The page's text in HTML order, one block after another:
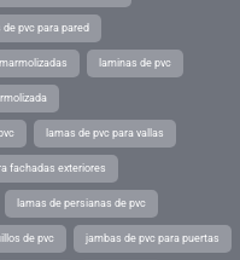
de pvc para pared
laminas de pvc
lamas de pvc para vallas
fachadas exteriores
lamas de persianas de pvc
de pvc jambas de pvc para puertas